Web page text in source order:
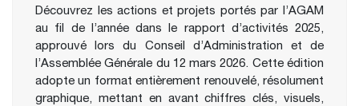
Découvrez les actions et projets portés par l’AGAM
au fil de l’année dans le rapport d’activités 2025,
approuvé lors du Conseil d’Administration et de
l’Assemblée Générale du 12 mars 2026. Cette édition
adopte un format entièrement renouvelé, résolument
graphique, mettant en avant chiffres clés, visuels,